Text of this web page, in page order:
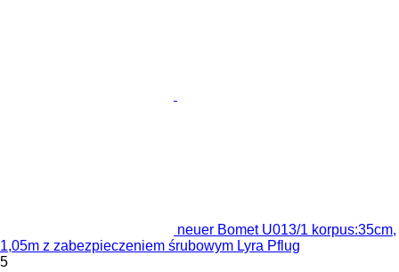
neuer Bomet U013/1 korpus:35cm,
1,05m z zabezpieczeniem śrubowym Lyra Pflug
5